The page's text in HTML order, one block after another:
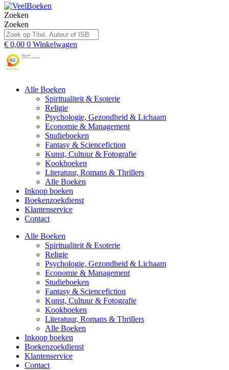
Zoeken
Zoeken
€ 0,00 0 Winkelwagen
Alle Boeken
Spiritualiteit & Esoterie
Religie
Psychologie, Gezondheid & Lichaam
Economie & Management
Studieboeken
Fantasy & Sciencefiction
Kunst, Cultuur & Fotografie
Kookboeken
Literatuur, Romans & Thrillers
Alle Boeken
Inkoop boeken
Boekenzoekdienst
Klantenservice
Contact
Alle Boeken
Spiritualiteit & Esoterie
Religie
Psychologie, Gezondheid & Lichaam
Economie & Management
Studieboeken
Fantasy & Sciencefiction
Kunst, Cultuur & Fotografie
Kookboeken
Literatuur, Romans & Thrillers
Alle Boeken
Inkoop boeken
Boekenzoekdienst
Klantenservice
Contact